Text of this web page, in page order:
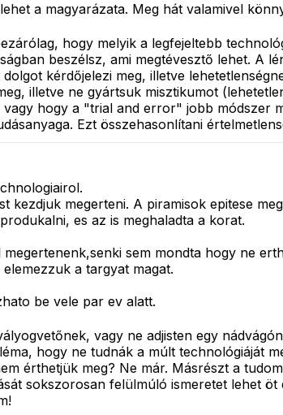
a magyarázata. Meg hát valamivel
hogy melyik a legfejeltebb
beszélsz, ami megtévesztő lehet. A
kérdőjelezi meg, illetve
illetve ne gyártsuk misztikumot
hogy a "trial and error" jobb módszer
Ezt összehasonlítani
kezdjuk megerteni. A piramisok epitese
es az is meghaladta a korat.
sem mondta hogy ne
a targyat magat.
be vele par ev alatt.
vagy ne adjisten egy
hogy ne tudnák a múlt technológiáját
érthetjük meg? Ne már. Másrészt a
sokszorosan felülmúló ismeretet lehet